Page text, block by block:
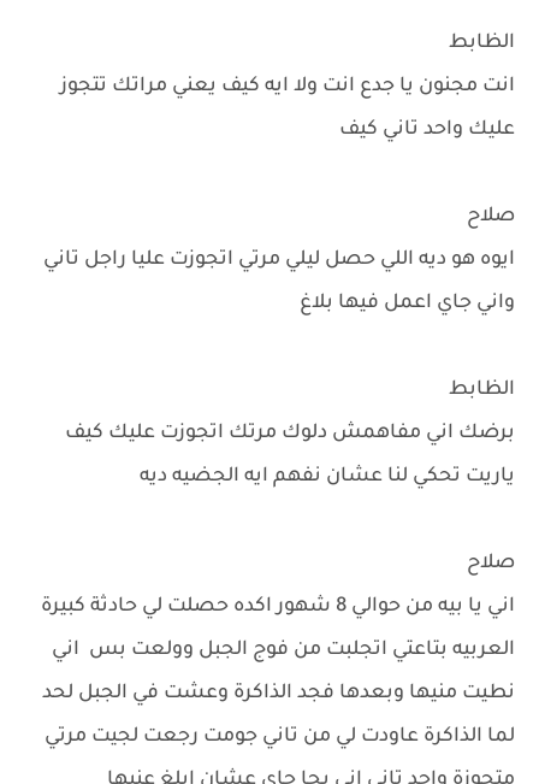
الظابط
انت مجنون يا جدع انت ولا ايه كيف يعني مراتك تتجوز
عليك واحد تاني كيف
صلاح
ايوه هو ديه اللي حصل ليلي مرتي اتجوزت عليا راجل تاني
واني جاي اعمل فيها بلاغ
الظابط
برضك اني مفاهمش دلوك مرتك اتجوزت عليك كيف
ياريت تحكي لنا عشان نفهم ايه الجضيه ديه
صلاح
اني يا بيه من حوالي 8 شهور اكده حصلت لي حادثة كبيرة
العربيه بتاعتي اتجلبت من فوج الجبل وولعت بس اني
نطيت منيها وبعدها فجد الذاكرة وعشت في الجبل لحد
لما الذاكرة عاودت لي من تاني جومت رجعت لجيت مرتي